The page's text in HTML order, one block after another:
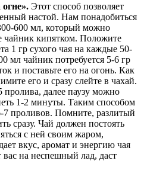
Этот способ позволяет
настой. Нам понадобиться
600 мл, который можно
чайник кипятком. Положите
1 гр сухого чая на каждые 50-
мл чайник потребуется 5-6 гр
и поставьте его на огонь. Как
его и сразу слейте в чахай.
пролива, далее паузу можно
1-2 минуты. Таким способом
проливов. Помните, разлитый
сразу. Чай должен постоять
с ней своим жаром,
вкус, аромат и энергию чая
на неспешный лад, даст